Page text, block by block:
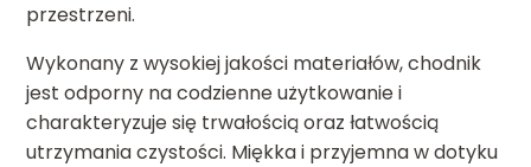
przestrzeni.
Wykonany z wysokiej jakości materiałów, chodnik
jest odporny na codzienne użytkowanie i
charakteryzuje się trwałością oraz łatwością
utrzymania czystości. Miękka i przyjemna w dotyku